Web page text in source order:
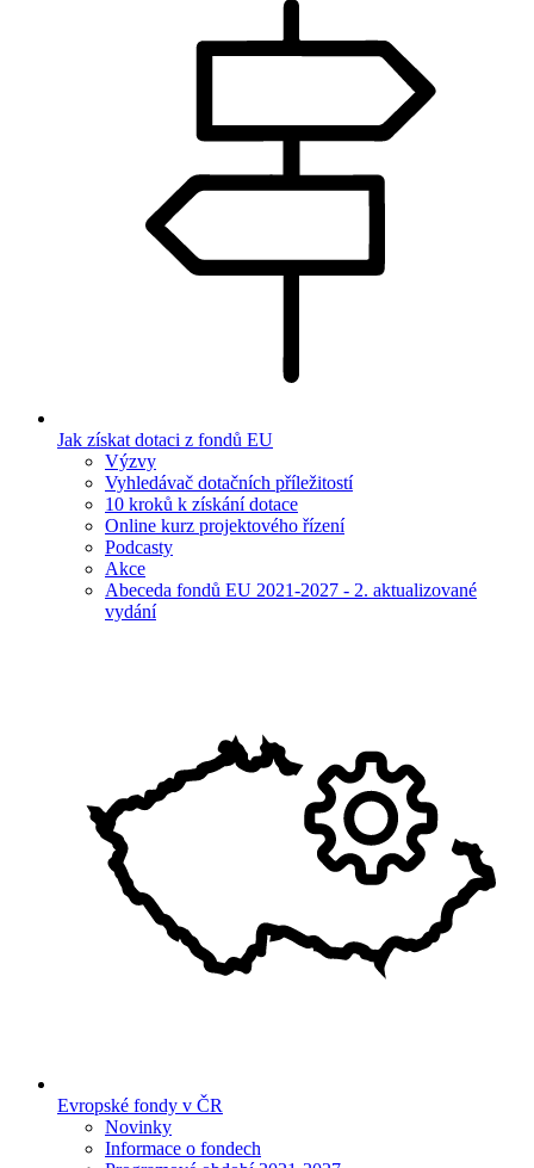
Jak získat dotaci z fondů EU
Výzvy
Vyhledávač dotačních příležitostí
10 kroků k získání dotace
Online kurz projektového řízení
Podcasty
Akce
Abeceda fondů EU 2021-2027 - 2. aktualizované
vydání
Evropské fondy v ČR
Novinky
Informace o fondech